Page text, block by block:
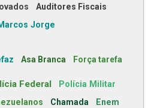
Auditores Fiscais
Jorge
Asa Branca Força tarefa
Federal Polícia Militar
Chamada Enem